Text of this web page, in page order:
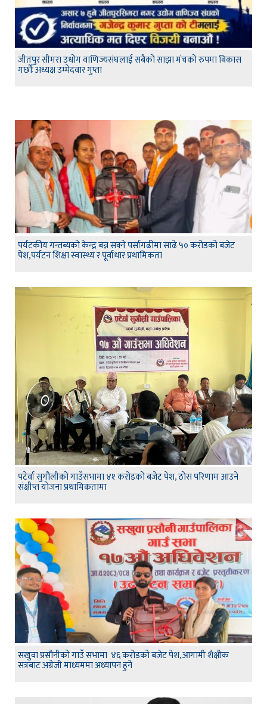
जीतपुर सीमरा उधोग वाणिज्यसंघलाई सबैको साझा मंचको रुपमा बिकास
गर्छौः अध्यक्ष उम्मेदवार गुप्ता
पर्यटकीय गन्तब्यको केन्द्र बन्न सक्ने पर्सागढीमा साढे ५० करोडको बजेट
पेश,पर्यटन शिक्षा स्वास्थ्य र पूर्वाधार प्रथामिकता
पटेर्वा सुगौलीको गाउँसभामा ४१ करोडको बजेट पेश, ठोस परिणाम आउने
संक्षीप्त योजना प्रथामिकतामा
सखुवा प्रसौनीको गाउँ सभामा ४६ करोडको बजेट पेश,आगामी शैक्षीक
सत्रबाट अग्रेजी माध्यममा अध्यापन हुने